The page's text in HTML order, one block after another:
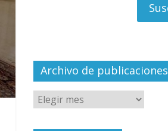
el
Archivo de publicaciones